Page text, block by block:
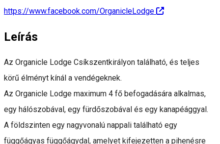
https://www.facebook.com/OrganicleLodge
Leírás
Az Organicle Lodge Csíkszentkirályon található, és teljes
körű élményt kínál a vendégeknek.
Az Organicle Lodge maximum 4 fő befogadására alkalmas,
egy hálószobával, egy fürdőszobával és egy kanapéággyal.
A földszinten egy nagyvonalú nappali található egy
függőágyas függőágydal, amelyet kifejezetten a pihenésre